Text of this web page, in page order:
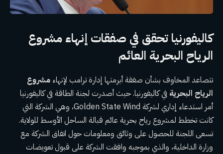
كاليفورنيا تحقق في صفقات إنهاء مشروع
الرياح البحرية العائم
تتصاعد المخاوف بشأن صفقة أبرمتها إدارة ترامب لإنهاء مشروع
الرياح البحرية في كاليفورنيا. حيث أصدرت لجنة الطاقة في كاليفورنيا
أمر استدعاء إداري لشركة Golden State Wind، وهي الشركة التي
كانت تخطط لمشروع رياح بحرية عائم قبالة الساحل الأوسط للولاية.
تسعى اللجنة للحصول على وثائق ومعلومات حول اتفاق الشركة مع
وزارة الداخلية، والذي بموجبه وافقت الشركة على قبول تعويضات